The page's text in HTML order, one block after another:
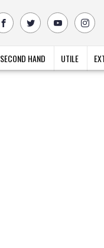
SECOND HAND UTILE